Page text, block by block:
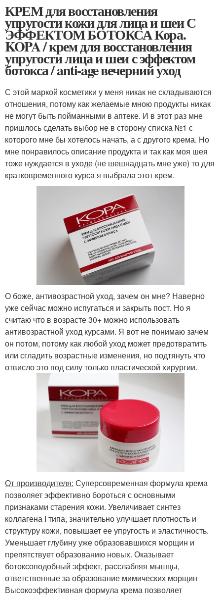
КРЕМ для восстановления
упругости кожи для лица и шеи С
ЭФФЕКТОМ БОТОКСА Кора.
KOPA / крем для восстановления
упругости лица и шеи с эффектом
ботокса / anti-age вечерний уход
С этой маркой косметики у меня никак не складываются
отношения, потому как желаемые мною продукты никак
не могут быть пойманными в аптеке. И в этот раз мне
пришлось сделать выбор не в сторону списка №1 с
которого мне бы хотелось начать, а с другого крема. Но
мне понравилось описание продукта и так как моя шея
тоже нуждается в уходе (не шешнадцать мне уже) то для
кратковременного курса я выбрала этот крем.
О боже, антивозрастной уход, зачем он мне? Наверно
уже сейчас можно испугаться и закрыть пост. Но я
считаю что в возрасте 30+ можно использовать
антивозрастной уход курсами. Я вот не понимаю зачем
он потом, потому как любой уход может предотвратить
или сгладить возрастные изменения, но подтянуть что
отвисло это под силу только пластической хирургии.
От производителя: Суперсовременная формула крема
позволяет эффективно бороться с основными
признаками старения кожи. Увеличивает синтез
коллагена I типа, значительно улучшает плотность и
структуру кожи, повышает ее упругость и эластичность.
Уменьшает глубину уже образовавшихся морщин и
препятствует образованию новых. Оказывает
ботоксоподобный эффект, расслабляя мышцы,
ответственные за образование мимических морщин
Высокоэффективная формула крема позволяет